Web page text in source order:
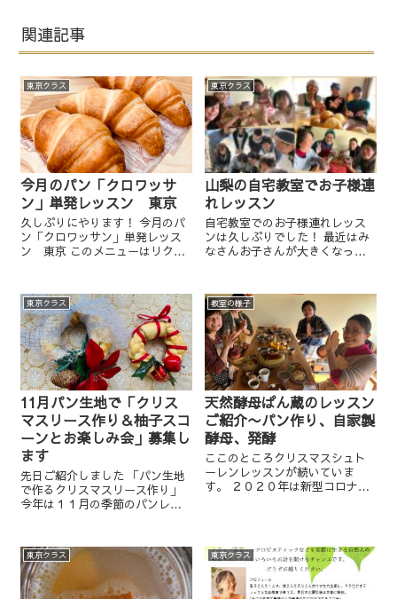
関連記事
東京クラス
今月のパン「クロワッサ
ン」単発レッスン 東京
久しぶりにやります！ 今月のパ
ン「クロワッサン」単発レッス
ン 東京 このメニューはリクエ
ンクラスで毎年のように冬にな
るとやっていたクラスがありま
したが このところやってま...
東京クラス
山梨の自宅教室でお子様連
れレッスン
自宅教室でのお子様連れレッス
ンは久しぶりでした！ 最近はみ
なさんお子さんが大きくなっ
くなってきていました。 昨日は
久々の土曜日の自宅レッスンで
したので、お子様連れレッスン
♪...
東京クラス
11月パン生地で「クリス
マスリース作り＆柚子スコ
ーンとお楽しみ会」募集し
ます
先日ご紹介しました 「パン生地
で作るクリスマスリース作り」
今年は１１月の季節のパンレッ
なかったので久々のレッスンに
なります。 パン生地でクリスマ
スリース作り＆柚子スコーン
と...
教室の様子
天然酵母ぱん蔵のレッスン
ご紹介〜パン作り、自家製
酵母、発酵
ここのところクリスマスシュト
ーレンレッスンが続いていま
す。 ２０２０年は新型コロナウ
みしましたし、 もちろん今もず
っとお休みしている方もいらっ
しゃい...
東京クラス 東京クラス